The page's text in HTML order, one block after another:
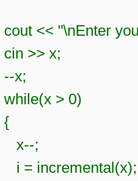
cout << "\nEnter
cin >> x;
--x;
while(x > 0)
{
x--;
i = incremental(x);